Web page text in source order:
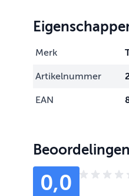
Merk
Artikelnummer
EAN
Beoordelingen
0,0